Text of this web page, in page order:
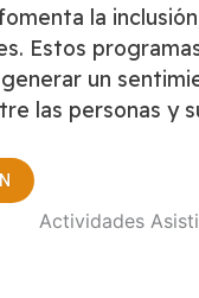
la
Estos
un
las personas y